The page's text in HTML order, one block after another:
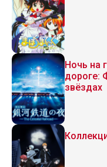
Ночь на
дороге:
звёздах